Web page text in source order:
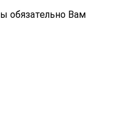
обязательно Вам